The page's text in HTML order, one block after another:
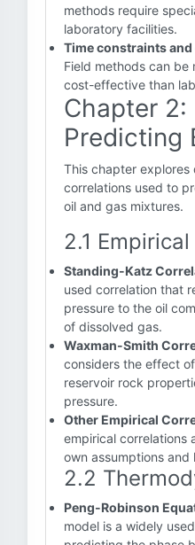
methods require
laboratory facilities.
Time constraints
Field methods can
cost-effective than
Chapter
Predicting
This chapter
correlations used to
oil and gas mixtures.
2.1
Standing-Katz
used correlation that
pressure to the oil
of dissolved gas.
Waxman-Smith
considers the effect
reservoir rock
pressure.
Other Empirical
empirical correlations
own assumptions and
2.2
Peng-Robinson
model is a widely